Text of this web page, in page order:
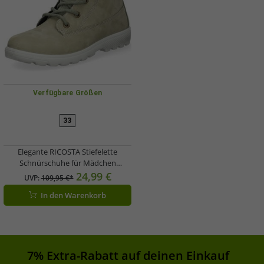
Verfügbare Größen
33
Elegante RICOSTA Stiefelette
Schnürschuhe für Mädchen
77.00702/530 Grün
UVP:109,95 €* 24,99 €
In den Warenkorb
7% Extra-Rabatt auf deinen Einkauf